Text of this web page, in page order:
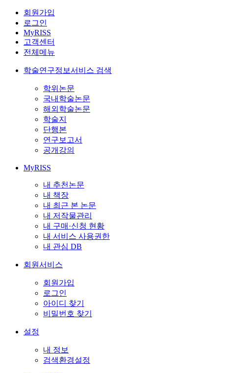
회원가입
로그인
MyRISS
고객센터
전체메뉴
학술연구정보서비스 검색
학위논문
국내학술논문
해외학술논문
학술지
단행본
연구보고서
공개강의
MyRISS
내 추천논문
내 책장
내 최근 본 논문
내 저작물관리
내 구매·신청 현황
내 서비스 사용권한
내 관심 DB
회원서비스
회원가입
로그인
아이디 찾기
비밀번호 찾기
설정
내 정보
검색환경설정